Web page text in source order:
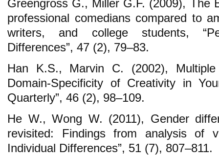
Greengross G., Miller G.F. (2009), The
professional comedians compared to
writers, and college students,
Differences”, 47 (2), 79–83.
Han K.S., Marvin C. (2002), Multiple
Domain-Specificity of Creativity in
Quarterly”, 46 (2), 98–109.
He W., Wong W. (2011), Gender
revisited: Findings from analysis of
Individual Differences”, 51 (7), 807–811.